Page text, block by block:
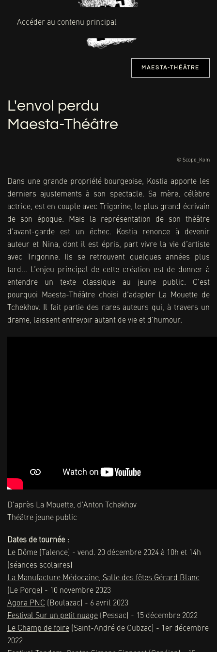
Accéder au contenu principal
MENU
MAESTA-THÉÂTRE
L'envol perdu
Maesta-Théâtre
© Scope_Kom
Dans une grande propriété bourgeoise, Kostia apporte les
derniers ajustements à son spectacle. Sa mère, célèbre
actrice, est en couple avec Trigorine, le plus grand écrivain
de son époque. Mais la représentation de son théâtre
d’avant-garde est un échec. Kostia renonce à devenir
auteur et Nina, dont il est épris, part vivre la vie d’artiste
avec Trigorine. Ils se retrouvent quelques années plus
tard... L’enjeu principal de cette création est de donner à
entendre un texte classique au jeune public. C’est
pourquoi Maesta-Théâtre choisi d’adapter La Mouette de
Tchekhov. Il fait partie des rares auteurs qui, à travers un
drame, laissent entrevoir autant de vie et d’humour.
D’après La Mouette, d'Anton Tchekhov
Théâtre jeune public
Dates de tournée :
Le Dôme (Talence) - vend. 20 décembre 2024 à 10h et 14h
(séances scolaires)
La Manufacture Médocaine, Salle des fêtes Gérard Blanc
(Le Porge) - 10 novembre 2023
Agora PNC (Boulazac) - 6 avril 2023
Festival Sur un petit nuage (Pessac) - 15 décembre 2022
Le Champ de foire (Saint-André de Cubzac) - 1er décembre
2022